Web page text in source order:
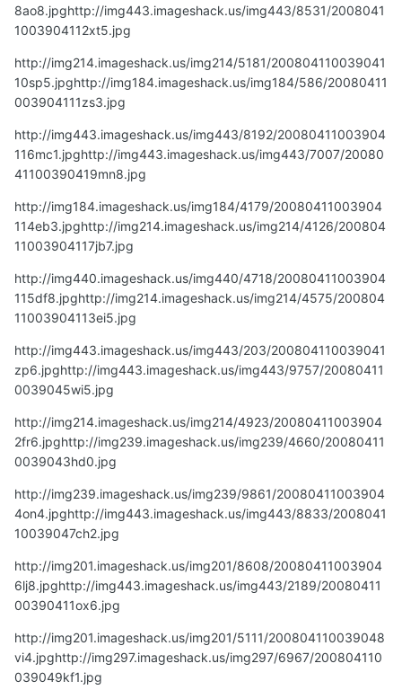
8ao8.jpghttp://img443.imageshack.us/img443/8531/2008041
1003904112xt5.jpg
http://img214.imageshack.us/img214/5181/200804110039041
10sp5.jpghttp://img184.imageshack.us/img184/586/20080411
003904111zs3.jpg
http://img443.imageshack.us/img443/8192/20080411003904
116mc1.jpghttp://img443.imageshack.us/img443/7007/20080
41100390419mn8.jpg
http://img184.imageshack.us/img184/4179/20080411003904
114eb3.jpghttp://img214.imageshack.us/img214/4126/200804
11003904117jb7.jpg
http://img440.imageshack.us/img440/4718/20080411003904
115df8.jpghttp://img214.imageshack.us/img214/4575/200804
11003904113ei5.jpg
http://img443.imageshack.us/img443/203/200804110039041
zp6.jpghttp://img443.imageshack.us/img443/9757/20080411
0039045wi5.jpg
http://img214.imageshack.us/img214/4923/20080411003904
2fr6.jpghttp://img239.imageshack.us/img239/4660/20080411
0039043hd0.jpg
http://img239.imageshack.us/img239/9861/20080411003904
4on4.jpghttp://img443.imageshack.us/img443/8833/2008041
10039047ch2.jpg
http://img201.imageshack.us/img201/8608/20080411003904
6lj8.jpghttp://img443.imageshack.us/img443/2189/20080411
00390411ox6.jpg
http://img201.imageshack.us/img201/5111/200804110039048
vi4.jpghttp://img297.imageshack.us/img297/6967/200804110
039049kf1.jpg